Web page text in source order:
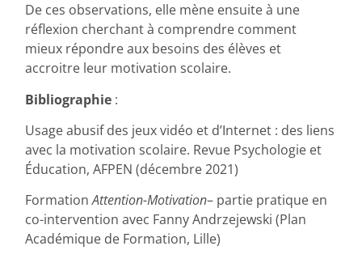
De ces observations, elle mène ensuite à une
réflexion cherchant à comprendre comment
mieux répondre aux besoins des élèves et
accroitre leur motivation scolaire.
Bibliographie :
Usage abusif des jeux vidéo et d’Internet : des liens
avec la motivation scolaire. Revue Psychologie et
Éducation, AFPEN (décembre 2021)
FormationAttention-Motivation– partie pratique en
co-intervention avec Fanny Andrzejewski (Plan
Académique de Formation, Lille)